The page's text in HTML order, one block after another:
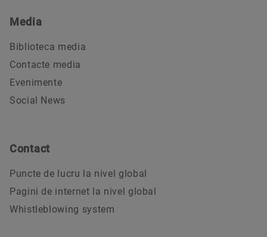
Media
Biblioteca media
Contacte media
Evenimente
Social News
Contact
Puncte de lucru la nivel global
Pagini de internet la nivel global
Whistleblowing system